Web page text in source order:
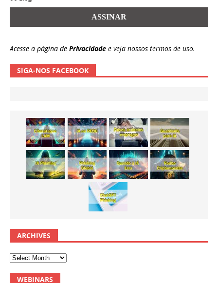
Acesse a página de Privacidade e veja nossos termos de uso.
SIGA-NOS FACEBOOK
ARCHIVES
WEBINARS